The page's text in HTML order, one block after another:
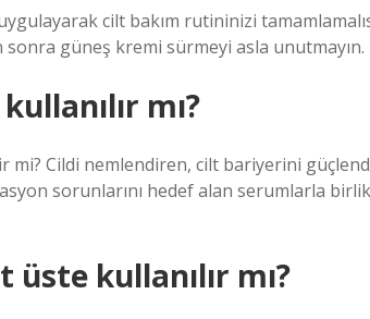
cilt bakım rutininizi
güneş kremi sürmeyi asla unutmayın.
mı?
Cildi nemlendiren, cilt bariyerini
sorunlarını hedef alan serumlarla
kullanılır mı?